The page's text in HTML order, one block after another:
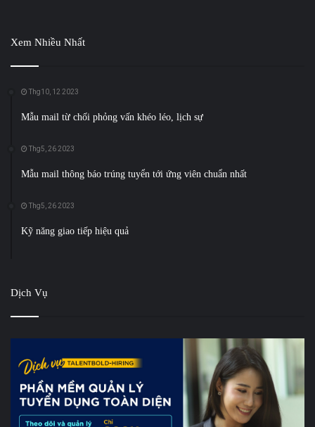
Xem Nhiều Nhất
Thg10, 12 2023
Mẫu mail từ chối phỏng vấn khéo léo, lịch sự
Thg5, 26 2023
Mẫu mail thông báo trúng tuyển tới ứng viên chuẩn nhất
Thg5, 26 2023
Kỹ năng giao tiếp hiệu quả
Dịch Vụ